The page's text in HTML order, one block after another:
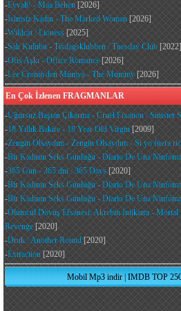
-Eyvah! - Maa Behen [2026]
-İsimsiz Kadın - The Marked Woman [2026]
-Wildcat / Lioness [2025]
-Salı Kulübü - Tisdagsklubben / Tuesday Club [2022]
-Ofis Aşkı - Office Romance [2026]
-Lee Cronin'den Mumya - The Mummy [2026]
En Çok İzlenen FRAGMANLAR
-Uğursuz Baştan Çıkarma - Cruel Fixation / Sinister
-18 Yıllık Bakire - 18 Year Old Virgin [2009]
-Zengin Olsaydım - Zengin Olsaydım - Si yo fuera
-Bir Kadının Seks Günlüğü - Diario De Una
-365 Gün - 365 dni / 365 Days [2020]
-Bir Kadının Seks Günlüğü - Diario De Una
-Bir Kadının Seks Günlüğü - Diario De Una
-Ölümcül Dövüş Efsanesi: Akrebin İntikamı - Mortal
Revenge [2020]
-Druk / Another Round [2020]
-Extraction [2020]
Mobil Mp3 indir| IMDB TOP